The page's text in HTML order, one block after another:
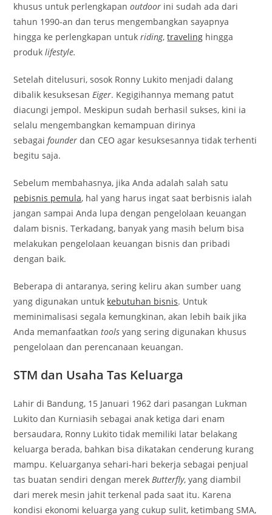
khusus untuk perlengkapanoutdoor ini sudah ada dari
tahun 1990-an dan terus mengembangkan sayapnya
hingga ke perlengkapan untukriding,traveling hingga
produklifestyle.
Setelah ditelusuri, sosok Ronny Lukito menjadi dalang
dibalik kesuksesanEiger. Kegigihannya memang patut
diacungi jempol. Meskipun sudah berhasil sukses, kini ia
selalu mengembangkan kemampuan dirinya
sebagaifounder dan CEO agar kesuksesannya tidak terhenti
begitu saja.
Sebelum membahasnya, jika Anda adalah salah satu
pebisnis pemula, hal yang harus ingat saat berbisnis ialah
jangan sampai Anda lupa dengan pengelolaan keuangan
dalam bisnis. Terkadang, banyak yang masih belum bisa
melakukan pengelolaan keuangan bisnis dan pribadi
dengan baik.
Beberapa di antaranya, sering keliru akan sumber uang
yang digunakan untuk kebutuhan bisnis. Untuk
meminimalisasi segala kemungkinan, akan lebih baik jika
Anda memanfaatkantoolsyang sering digunakan khusus
pengelolaan dan perencanaan keuangan.
STM dan Usaha Tas Keluarga
Lahir di Bandung, 15 Januari 1962 dari pasangan Lukman
Lukito dan Kurniasih sebagai anak ketiga dari enam
bersaudara, Ronny Lukito tidak memiliki latar belakang
keluarga berada, bahkan bisa dikatakan cenderung kurang
mampu. Keluarganya sehari-hari bekerja sebagai penjual
tas buatan sendiri dengan merekButterfly, yang diambil
dari merek mesin jahit terkenal pada saat itu. Karena
kondisi ekonomi keluarga yang cukup sulit, ketimbang SMA,